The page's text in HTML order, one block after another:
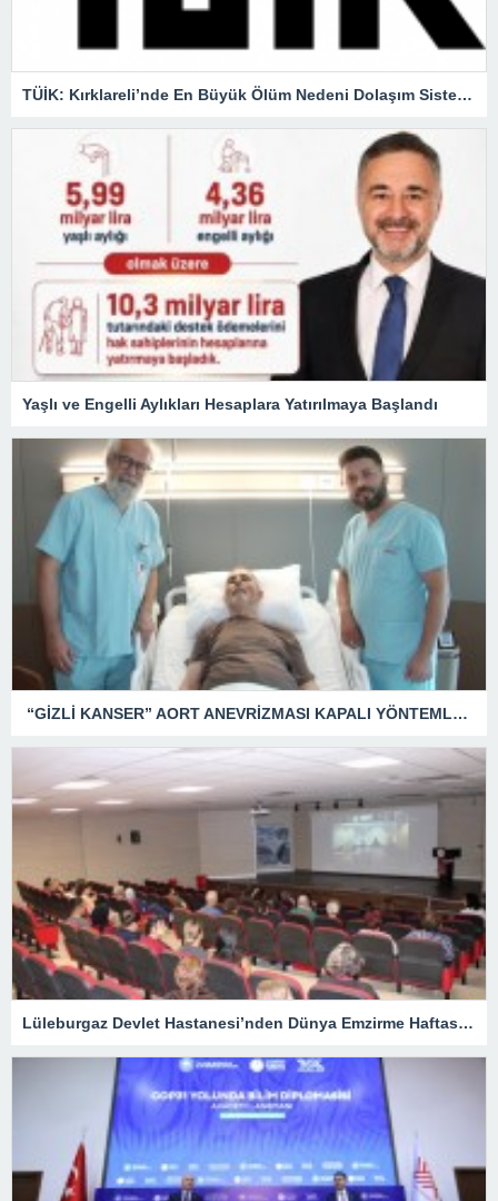
TÜİK: Kırklareli’nde En Büyük Ölüm Nedeni Dolaşım Sistemi Hastalıkları
Yaşlı ve Engelli Aylıkları Hesaplara Yatırılmaya Başlandı
“GİZLİ KANSER” AORT ANEVRİZMASI KAPALI YÖNTEMLE TEDAVİ EDİLDİ
Lüleburgaz Devlet Hastanesi’nden Dünya Emzirme Haftası Katılımı